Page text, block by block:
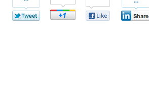
Twitter
bei
Google+
bei
Facebook
LinkedIn